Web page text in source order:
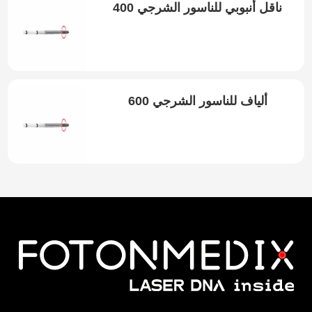
ناقل أنبوبي للناسور الشرجي 400
ألياف للناسور الشرجي 600